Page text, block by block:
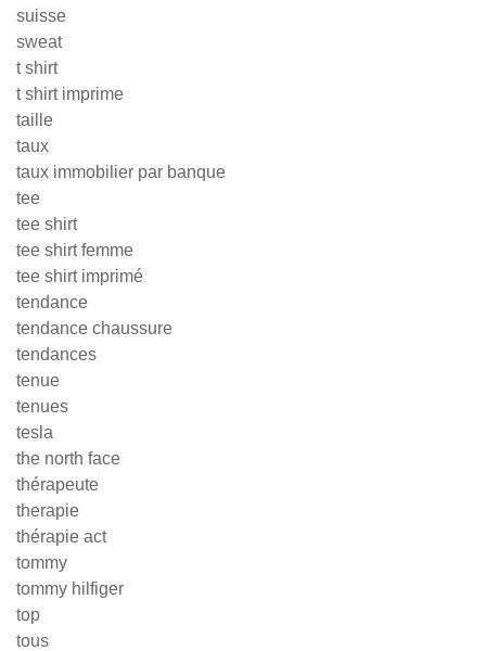
suisse
sweat
t shirt
t shirt imprime
taille
taux
taux immobilier par banque
tee
tee shirt
tee shirt femme
tee shirt imprimé
tendance
tendance chaussure
tendances
tenue
tenues
tesla
the north face
thérapeute
therapie
thérapie act
tommy
tommy hilfiger
top
tous